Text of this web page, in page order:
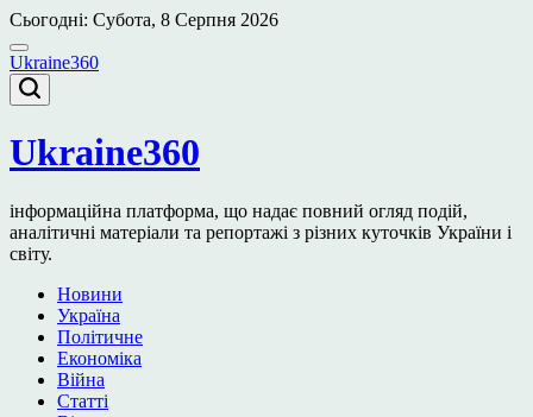
Перейти
до
вмісту
Сьогодні: Субота, 8 Серпня 2026
Ukraine360
Ukraine360
інформаційна платформа, що надає повний огляд подій,
аналітичні матеріали та репортажі з різних куточків України і
світу.
Новини
Україна
Політичне
Економіка
Війна
Статті